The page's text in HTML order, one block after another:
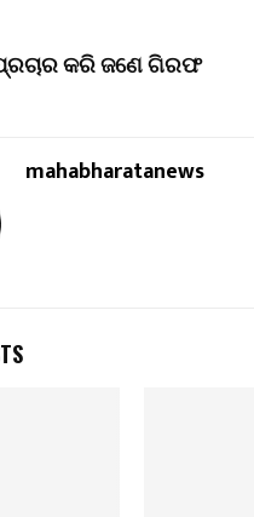
କରି ଜଣେ ଗିରଫ
mahabharatanews